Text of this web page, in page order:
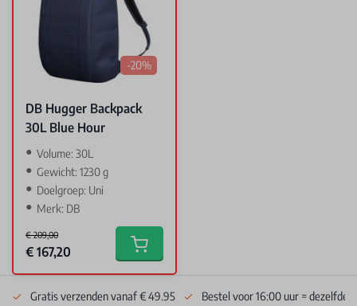
-20%
DB Hugger Backpack
30L Blue Hour
Volume: 30L
Gewicht: 1230 g
Doelgroep: Uni
Merk: DB
€ 209,00
Special Price
€ 167,20 Add to cart
Gratis verzenden vanaf € 49.95 Bestel voor 16:00 uur = dezelfde